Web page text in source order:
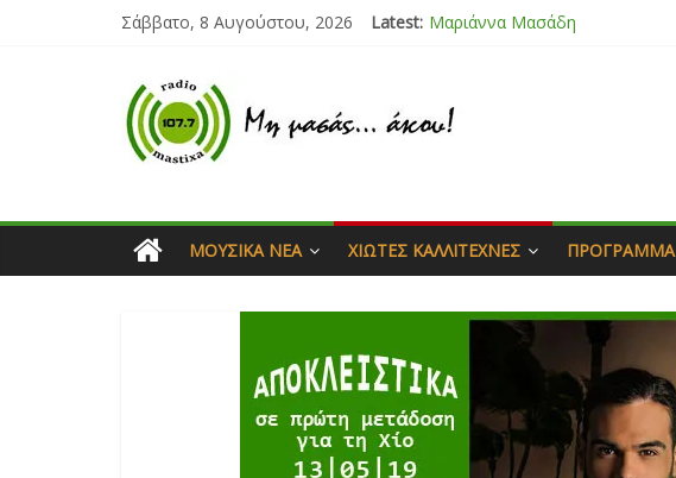
Σάββατο, 8 Αυγούστου, 2026 Latest: Μαριάννα Μασάδη
Ιορδάνης Αγαπητός
ΜΟΥΣΙΚΆ ΝΈΑ ΧΙΏΤΕΣ ΚΑΛΛΙΤΈΧΝΕΣ ΠΡΌΓΡΑΜΜΑ